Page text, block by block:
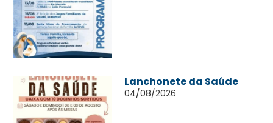
Lanchonete da Saúde
04/08/2026